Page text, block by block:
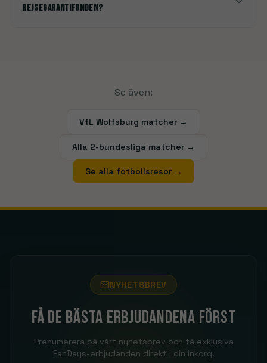
rejsegarantifonden?
Se även:
VfL Wolfsburg matcher →
Alla 2-bundesliga matcher →
Se alla fotbollsresor→
NYHETSBREV
Få de bästa erbjudandena först
Prenumerera på vårt nyhetsbrev och få exklusiva
FanDays-erbjudanden direkt i din inkorg.